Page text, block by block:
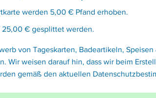
werden 5,00 € Pfand erhoben.
25,00 € gesplittet werden.
von Tageskarten, Badeartikeln,
Wir weisen darauf hin, dass wir beim
gemäß den aktuellen